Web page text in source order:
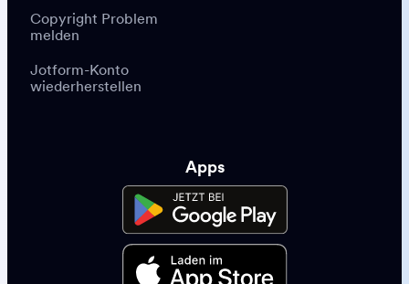
Copyright Problem
melden
Jotform-Konto
wiederherstellen
Apps